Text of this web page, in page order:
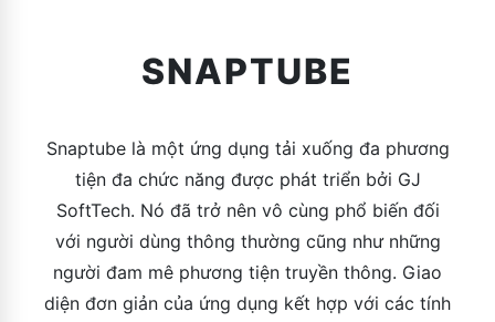
SNAPTUBE
Snaptube là một ứng dụng tải xuống đa phương
tiện đa chức năng được phát triển bởi GJ
SoftTech. Nó đã trở nên vô cùng phổ biến đối
với người dùng thông thường cũng như những
người đam mê phương tiện truyền thông. Giao
diện đơn giản của ứng dụng kết hợp với các tính